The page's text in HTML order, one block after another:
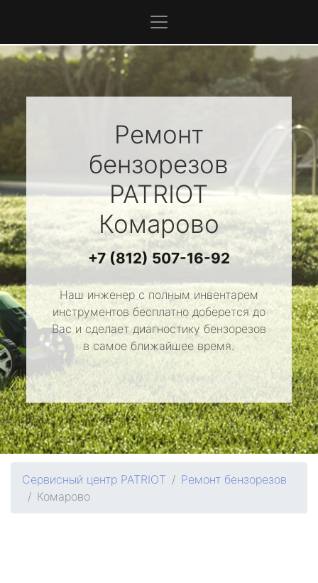
Ремонт
бензорезов
PATRIOT
Комарово
+7 (812) 507-16-92
Наш инженер с полным инвентарем
инструментов бесплатно доберется до
Вас и сделает диагностику бензорезов
в самое ближайшее время.
Сервисный центр PATRIOT
Ремонт бензорезов
Комарово